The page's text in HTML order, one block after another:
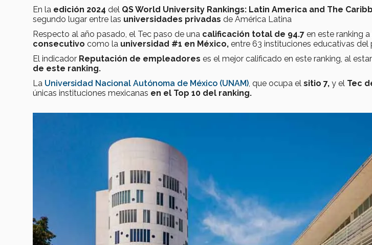
En la edición 2024 del QS World University Rankings: Latin America and The
segundo lugar entre las universidades privadas de América Latina
Respecto al año pasado, el Tec paso de una calificación total de 94.7 en este ranking a
consecutivo como la universidad #1 en México, entre 63 instituciones educativas del
El indicador Reputación de empleadores es el mejor calificado en este ranking, al
de este ranking.
La Universidad Nacional Autónoma de México (UNAM) , que ocupa el sitio 7, y el Tec
únicas instituciones mexicanas en el Top 10 del ranking.